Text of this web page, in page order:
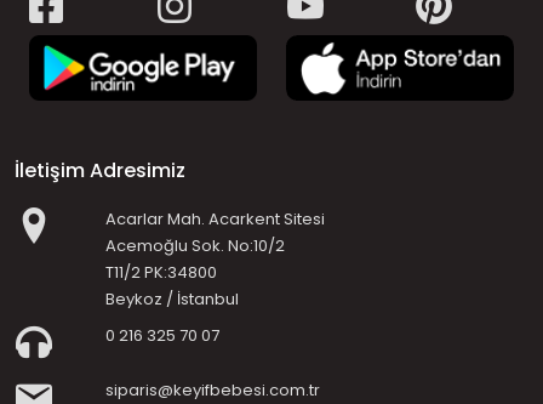
İletişim Adresimiz
Acarlar Mah. Acarkent Sitesi
Acemoğlu Sok. No:10/2
T11/2 PK:34800
Beykoz / İstanbul
0 216 325 70 07
siparis@keyifbebesi.com.tr